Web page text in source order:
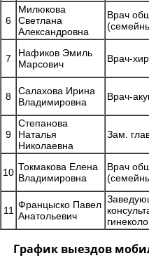
6
Милюкова
Светлана
Александровна
Врач
7
Нафиков Эмиль
Марсович
Врач-
8
Салахова Ирина
Владимировна
Врач-
9
Степанова
Наталья
Николаевна
Зам.
10 Токмакова Елена
Владимировна
Врач
11 Францыско Павел
Анатольевич
График выездов